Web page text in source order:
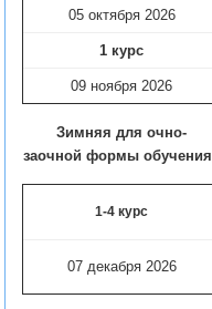
05 октября 2026
1 курс
09 ноября 2026
Зимняя для очно-
заочной формы обучения
1-4 курс
07 декабря 2026